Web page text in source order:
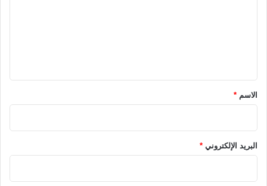
*الاسم *
البريد الإلكتروني *